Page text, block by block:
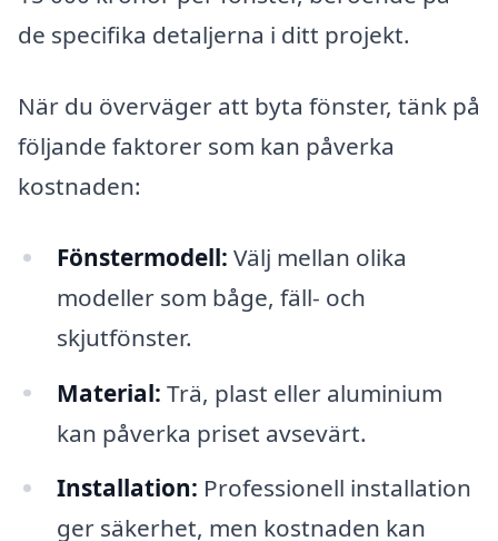
de specifika detaljerna i ditt projekt.
När du överväger att byta fönster, tänk på
följande faktorer som kan påverka
kostnaden:
Fönstermodell: Välj mellan olika
modeller som båge, fäll- och
skjutfönster.
Material: Trä, plast eller aluminium
kan påverka priset avsevärt.
Installation: Professionell installation
ger säkerhet, men kostnaden kan